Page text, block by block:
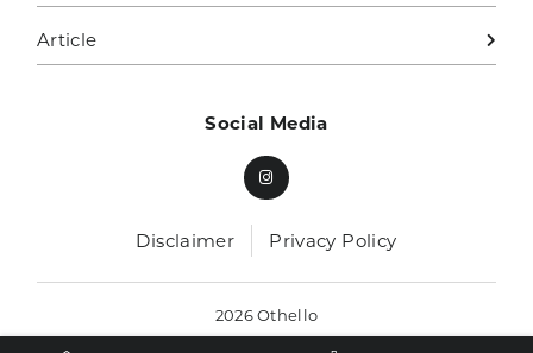
Article
Social Media
Disclaimer Privacy Policy
2026 Othello